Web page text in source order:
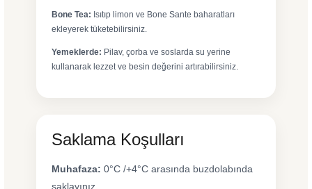
Bone Tea: Isıtıp limon ve Bone Sante baharatları
ekleyerek tüketebilirsiniz.
Yemeklerde: Pilav, çorba ve soslarda su yerine
kullanarak lezzet ve besin değerini artırabilirsiniz.
Saklama Koşulları
Muhafaza: 0°C /+4°C arasında buzdolabında
saklayınız.